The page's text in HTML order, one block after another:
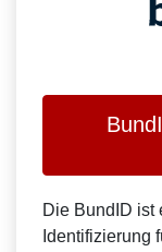
Die BundID ist
Identifizierung